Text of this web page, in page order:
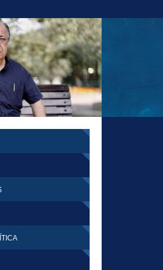
SUPLEMENTO